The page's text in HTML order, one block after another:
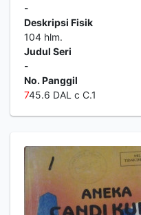
-
Deskripsi Fisik
104 hlm.
Judul Seri
-
No. Panggil
745.6 DAL c C.1